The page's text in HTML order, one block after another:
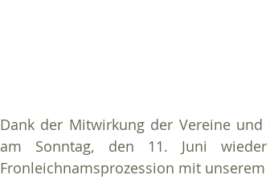
Dank der Mitwirkung der Vereine
am Sonntag, den 11. Juni
Fronleichnamsprozession mit